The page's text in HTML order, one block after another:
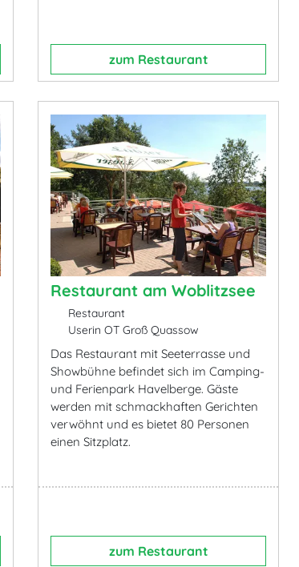
zum Restaurant
Restaurant am Woblitzsee
Restaurant
Userin OT Groß Quassow
Das Restaurant mit Seeterrasse und
Showbühne befindet sich im Camping-
und Ferienpark Havelberge. Gäste
werden mit schmackhaften Gerichten
verwöhnt und es bietet 80 Personen
einen Sitzplatz.
zum Restaurant